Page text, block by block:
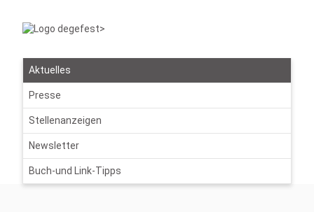
Aktuelles
Presse
Stellenanzeigen
Newsletter
Buch-und Link-Tipps